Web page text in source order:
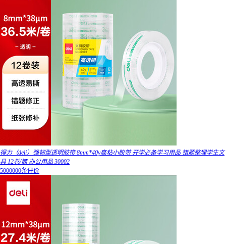
得力（deli）强韧型透明胶带 8mm*40y高粘小胶带 开学必备学习用品 错题整理学生文
具 12卷/筒 办公用品 30002
5000000条评价